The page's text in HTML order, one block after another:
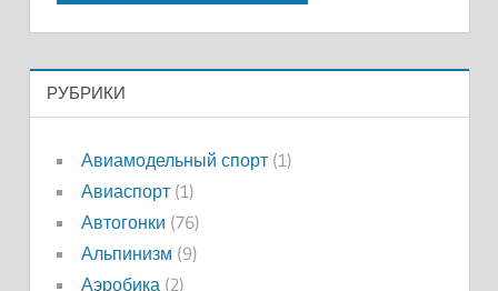
РУБРИКИ
Авиамодельный спорт(1)
Авиаспорт(1)
Автогонки (76)
Альпинизм (9)
Аэробика(2)